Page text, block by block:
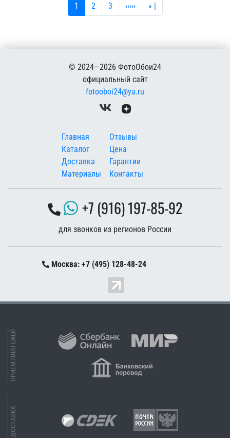
Текущая страница
1 Страница
2 Страница
3 Следующая страница
››››› Последняя страница
» |
© 2024—2026 ФотоОбои24
официальный сайт
fotooboi24@ya.ru
Меню в подвале
Главная
Каталог
Доставка
Материалы
Отзывы
Цена
Гарантии
Контакты
+7 (916) 197-85-92
для звонков из регионов России
Москва: +7 (495) 128-48-24
ПРИЕМ ПЛАТЕЖЕЙ
ДОСТАВКА